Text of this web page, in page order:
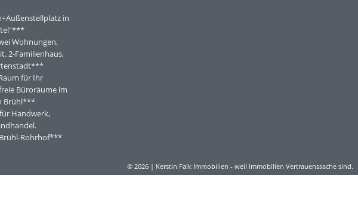
in
Wohnungen,
2-Familienhaus,
für Ihr
Büroräume im
Brühl***
Handwerk,
Rohrhof***
© 2026 | Kerstin Falk Immobilien - weil Immobilien Vertrauenssache sind.